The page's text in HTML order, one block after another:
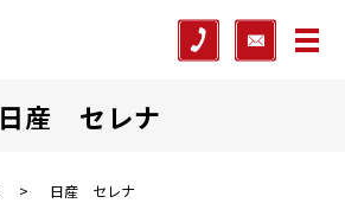
メ
日産 セレナ
日産 セレナ